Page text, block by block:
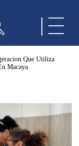
Que Utiliza
Macaya